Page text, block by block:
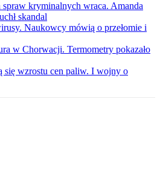
spraw kryminalnych wraca. Amanda
skandal
Naukowcy mówią o przełomie i
w Chorwacji. Termometry pokazało
się wzrostu cen paliw. I wojny o